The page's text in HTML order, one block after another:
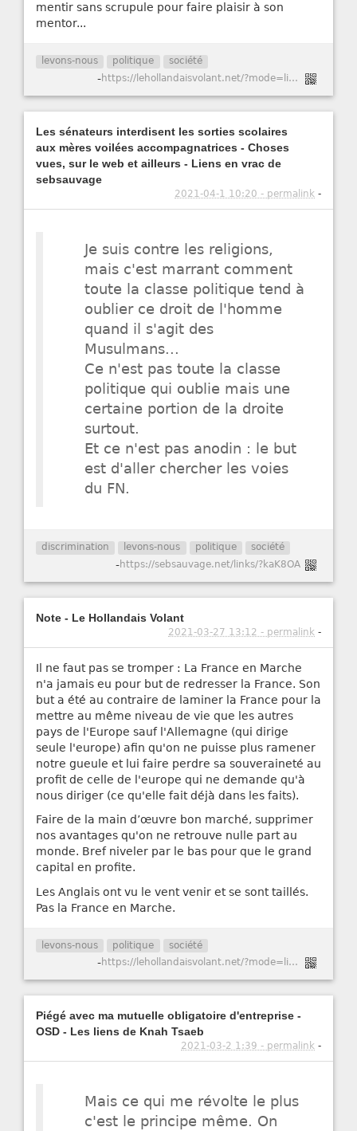
mentir sans scrupule pour faire plaisir à son
mentor...
levons-nous politique société
- https://lehollandaisvolant.net/?mode=links&id=20210406183149
Les sénateurs interdisent les sorties scolaires
aux mères voilées accompagnatrices - Choses
vues, sur le web et ailleurs - Liens en vrac de
sebsauvage
2021-04-1 10:20 - permalink -
Je suis contre les religions,
mais c'est marrant comment
toute la classe politique tend à
oublier ce droit de l'homme
quand il s'agit des
Musulmans...
Ce n'est pas toute la classe
politique qui oublie mais une
certaine portion de la droite
surtout.
Et ce n'est pas anodin : le but
est d'aller chercher les voies
du FN.
discrimination levons-nous politique société
-https://sebsauvage.net/links/?kaK8OA
Note - Le Hollandais Volant
2021-03-27 13:12 - permalink -
Il ne faut pas se tromper : La France en Marche
n'a jamais eu pour but de redresser la France. Son
but a été au contraire de laminer la France pour la
mettre au même niveau de vie que les autres
pays de l'Europe sauf l'Allemagne (qui dirige
seule l'europe) afin qu'on ne puisse plus ramener
notre gueule et lui faire perdre sa souveraineté au
profit de celle de l'europe qui ne demande qu'à
nous diriger (ce qu'elle fait déjà dans les faits).
Faire de la main d’œuvre bon marché, supprimer
nos avantages qu'on ne retrouve nulle part au
monde. Bref niveler par le bas pour que le grand
capital en profite.
Les Anglais ont vu le vent venir et se sont taillés.
Pas la France en Marche.
levons-nous politique société
- https://lehollandaisvolant.net/?mode=links&id=20210325173245
Piégé avec ma mutuelle obligatoire d'entreprise -
OSD - Les liens de Knah Tsaeb
2021-03-2 1:39 - permalink -
Mais ce qui me révolte le plus
c'est le principe même. On